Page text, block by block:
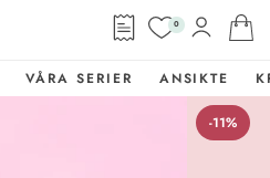
0
VÅRA SERIER ANSIKTE
-11%